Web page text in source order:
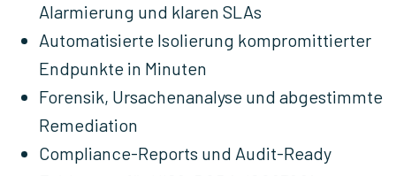
Alarmierung und klaren SLAs
Automatisierte Isolierung kompromittierter
Endpunkte in Minuten
Forensik, Ursachenanalyse und abgestimmte
Remediation
Compliance-Reports und Audit-Ready